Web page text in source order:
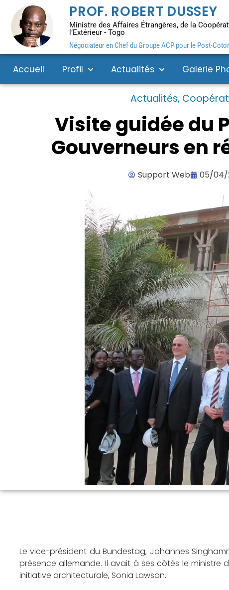
PROF. ROBERT DUSSEY
Ministre des Affaires Étrangères, de la
l’Extérieur - Togo
Négociateur en Chef du Groupe ACP pour le Post-
Accueil Profil Actualités Galerie
Actualités,
Visite guidée du
Gouverneurs en
Support Web 05/04/
Le vice-président du Bundestag, Johannes
présence allemande. Il avait à ses côtés le ministre
initiative architecturale, Sonia Lawson.